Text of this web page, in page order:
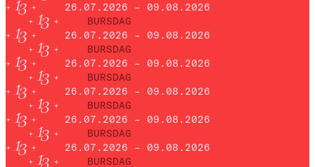
26.07.2026 – 09.08.2026
BURSDAG
26.07.2026 – 09.08.2026
BURSDAG
26.07.2026 – 09.08.2026
BURSDAG
26.07.2026 – 09.08.2026
BURSDAG
26.07.2026 – 09.08.2026
BURSDAG
26.07.2026 – 09.08.2026
BURSDAG